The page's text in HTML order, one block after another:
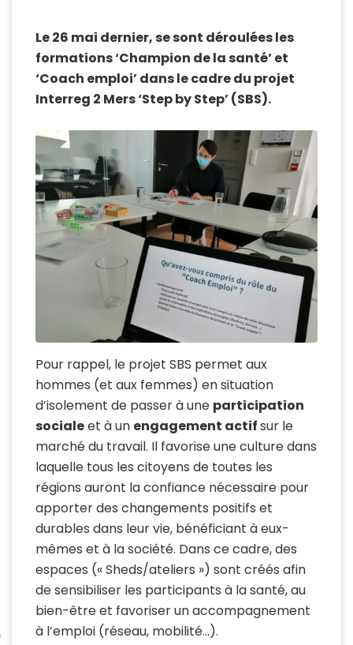
Le 26 mai dernier, se sont déroulées les
formations ‘Champion de la santé’ et
‘Coach emploi’ dans le cadre du projet
Interreg 2 Mers ‘Step by Step’ (SBS).
Pour rappel, le projet SBS permet aux
hommes (et aux femmes) en situation
d’isolement de passer à une participation
socialeet à un engagement actifsur le
marché du travail. Il favorise une culture dans
laquelle tous les citoyens de toutes les
régions auront la confiance nécessaire pour
apporter des changements positifs et
durables dans leur vie, bénéficiant à eux-
mêmes et à la société. Dans ce cadre, des
espaces (« Sheds/ateliers ») sont créés afin
de sensibiliser les participants à la santé, au
bien-être et favoriser un accompagnement
à l’emploi (réseau, mobilité…).